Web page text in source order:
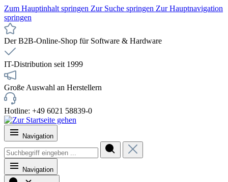
Zum Hauptinhalt springen Zur Suche springen Zur Hauptnavigation
springen
Der B2B-Online-Shop für Software & Hardware
IT-Distribution seit 1999
Große Auswahl an Herstellern
Hotline: +49 6021 58839-0
Navigation
Navigation